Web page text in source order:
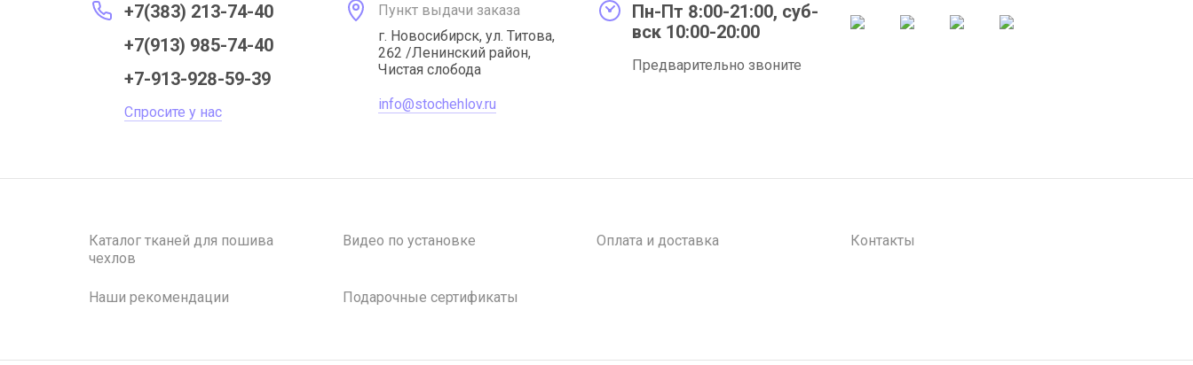
+7(383) 213-74-40
+7(913) 985-74-40
+7-913-928-59-39
Спросите у нас
Пункт выдачи заказа
г. Новосибирск, ул. Титова,
262 /Ленинский район,
Чистая слобода
info@stochehlov.ru
Пн-Пт 8:00-21:00, суб-
вск 10:00-20:00
Предварительно звоните
Каталог тканей для пошива
чехлов
Видео по установке Оплата и доставка Контакты
Наши рекомендации Подарочные сертификаты